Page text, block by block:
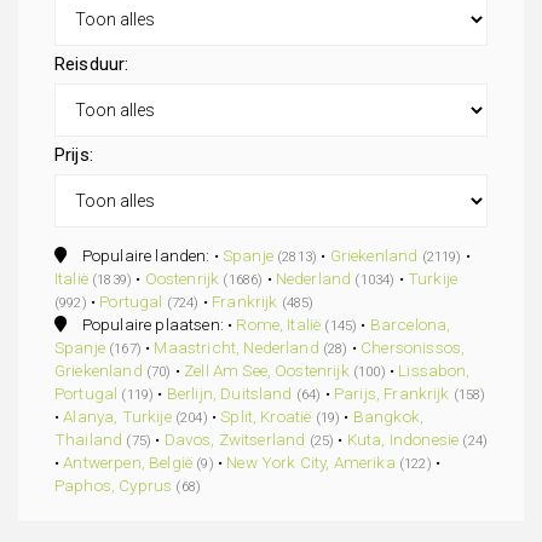
Reisduur:
Prijs:
Populaire landen: •Spanje (2813) • Griekenland (2119) •
Italië (1839) • Oostenrijk (1686) • Nederland (1034) • Turkije
(992) • Portugal (724) • Frankrijk (485)
Populaire plaatsen: • Rome, Italië (145) • Barcelona,
Spanje (167) • Maastricht, Nederland (28) • Chersonissos,
Griekenland (70) • Zell Am See, Oostenrijk (100) • Lissabon,
Portugal (119) • Berlijn, Duitsland (64) • Parijs, Frankrijk (158)
•Alanya, Turkije (204) •Split, Kroatië (19) • Bangkok,
Thailand (75) • Davos, Zwitserland (25) • Kuta, Indonesie (24)
•Antwerpen, België (9) • New York City, Amerika (122) •
Paphos, Cyprus (68)